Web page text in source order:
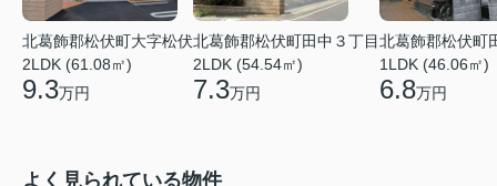
北葛飾郡松伏町大字松伏
2LDK (61.08㎡)
9.3万円
北葛飾郡松伏町田中３丁目
2LDK (54.54㎡)
7.3万円
北葛飾郡松伏町
1LDK (46.06㎡)
6.8万円
よく見られている物件